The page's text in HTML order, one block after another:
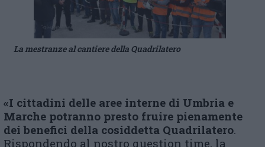
La mestranze al cantiere della Quadrilatero
«I cittadini delle aree interne di Umbria e
Marche potranno presto fruire pienamente
dei benefici della cosiddetta Quadrilatero.
Rispondendo al nostro question time, la